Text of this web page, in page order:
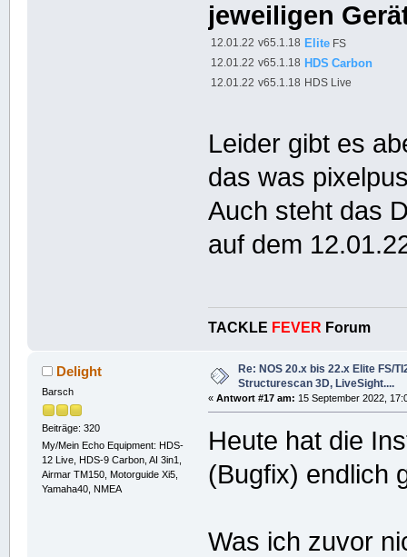
jeweiligen
12.01.22 v65.1.18 Elite FS
12.01.22 v65.1.18 HDS Carbon
12.01.22 v65.1.18 HDS Live
Leider gibt es
das was
Auch steht das
auf dem
TACKLE FEVER Forum
Delight
Barsch
Beiträge: 320
My/Mein Echo Equipment: HDS-
12 Live, HDS-9 Carbon, AI 3in1,
Airmar TM150, Motorguide Xi5,
Yamaha40, NMEA
Re: NOS 20.x bis 22.x Elite FS/
Structurescan 3D, LiveSight....
«Antwort #17 am: 15 September 2022,
Heute hat die
(Bugfix) endlich
Was ich zuvor